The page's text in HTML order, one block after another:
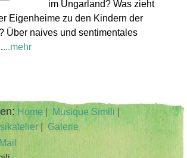
im Ungarland? Was zieht
Eigenheime zu den Kindern der
Über naives und sentimentales
...mehr
Home| Musique Simili
| Galerie